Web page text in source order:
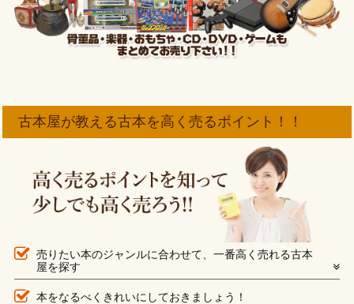
古本屋が教える古本を高く売るポイント！！
売りたい本のジャンルに合わせて、一番高く売れる古本
屋を探す
本をなるべくきれいにしておきましょう！